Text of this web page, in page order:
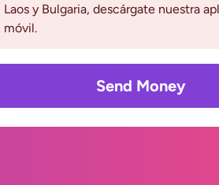
Laos y Bulgaria, descárgate nuestra
móvil.
Send Money